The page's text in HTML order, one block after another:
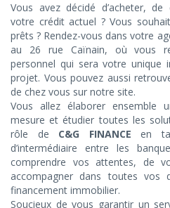
Vous avez décidé d’acheter,
votre crédit actuel ? Vous
prêts ? Rendez-vous dans votre
au 26 rue Caïnain, où vous
personnel qui sera votre unique
projet. Vous pouvez aussi
de chez vous sur notre site.
Vous allez élaborer ensemble
mesure et étudier toutes les
rôle de C&G FINANCE en
d’intermédiaire entre les
comprendre vos attentes, de
accompagner dans toutes vos
financement immobilier.
Soucieux de vous garantir un